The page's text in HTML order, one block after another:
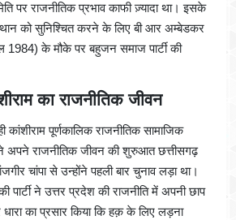
पर राजनीतिक प्रभाव काफी ज़्यादा था। इसके
को सुनिश्चित करने के लिए बी आर अम्बेडकर
के मौके पर बहुजन समाज पार्टी की
का राजनीतिक जीवन
कांशीराम पूर्णकालिक राजनीतिक सामाजिक
अपने राजनीतिक जीवन की शुरुआत छत्तीसगढ़
चांपा से उन्होंने पहली बार चुनाव लड़ा था।
ने उत्तर प्रदेश की राजनीति में अपनी छाप
धारा का प्रसार किया कि हक़ के लिए लड़ना